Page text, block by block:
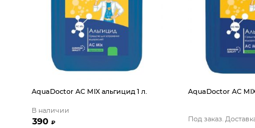
AquaDoctor AС MIX альгицид 1 л.
В наличии
390₽
AquaDoctor AС
Под заказ.